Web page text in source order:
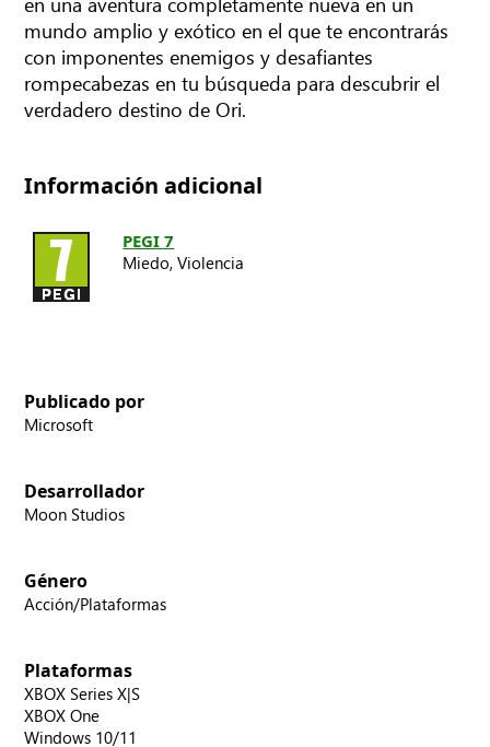
mundo amplio y exótico en el que te encontrarás
con imponentes enemigos y desafiantes
rompecabezas en tu búsqueda para descubrir el
verdadero destino de Ori.
Información adicional
PEGI 7
Miedo, Violencia
Publicado por
Microsoft
Desarrollador
Moon Studios
Género
Acción/Plataformas
Plataformas
XBOX Series X|S
XBOX One
Windows 10/11